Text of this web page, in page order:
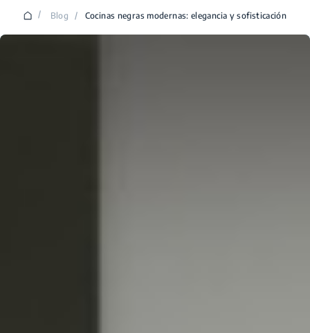
/ Blog / Cocinas negras modernas: elegancia y sofisticación